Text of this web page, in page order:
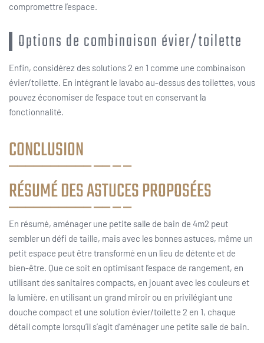
compromettre l’espace.
Options de combinaison évier/toilette
Enfin, considérez des solutions 2 en 1 comme une combinaison
évier/toilette. En intégrant le lavabo au-dessus des toilettes, vous
pouvez économiser de l’espace tout en conservant la
fonctionnalité.
CONCLUSION
RÉSUMÉ DES ASTUCES PROPOSÉES
En résumé, aménager une petite salle de bain de 4m2 peut
sembler un défi de taille, mais avec les bonnes astuces, même un
petit espace peut être transformé en un lieu de détente et de
bien-être. Que ce soit en optimisant l’espace de rangement, en
utilisant des sanitaires compacts, en jouant avec les couleurs et
la lumière, en utilisant un grand miroir ou en privilégiant une
douche compact et une solution évier/toilette 2 en 1, chaque
détail compte lorsqu’il s’agit d’aménager une petite salle de bain.